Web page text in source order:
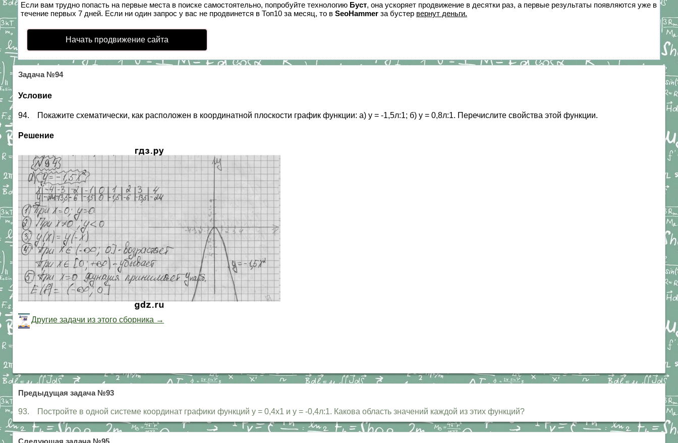
Если вам трудно попасть на первые места в поиске самостоятельно, попробуйте технологию Буст, она ускоряет продвижение в десятки раз, а первые результаты появляются уже в
течение первых 7 дней. Если ни один запрос у вас не продвинется в Топ10 за месяц, то в SeoHammer за бустер вернут деньги.
Начать продвижение сайта
Задача №94
Условие
94. Покажите схематически, как расположен в координатной плоскости график функции: а) у = -1,5л:1; б) у = 0,8л:1. Перечислите свойства этой функции.
Решение
Другие задачи из этого сборника →
Предыдущая задача №93
93. Постройте в одной системе координат графики функций у = 0,4х1 и у = -0,4л:1. Какова область значений каждой из этих функций?